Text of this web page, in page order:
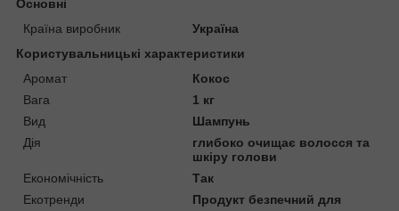
Основні
Країна виробник
Україна
Користувальницькі характеристики
Аромат
Кокос
Вага
1 кг
Вид
Шампунь
Дія
глибоко очищає волосся та
шкіру голови
Економічність
Так
Екотренди
Продукт безпечний для